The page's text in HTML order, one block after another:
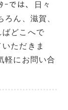
では、日々
ん、滋賀、
どこへで
ただきま
軽にお問い合